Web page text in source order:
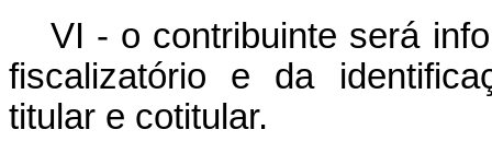
VI - o contribuinte será
fiscalizatório e da
titular e cotitular.